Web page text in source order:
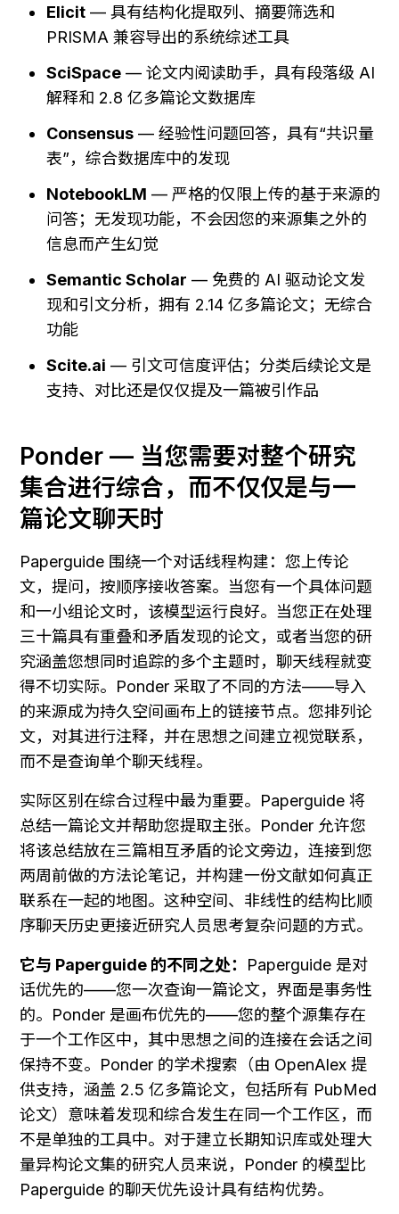
Elicit — 具有结构化提取列、摘要筛选和
PRISMA 兼容导出的系统综述工具
SciSpace — 论文内阅读助手，具有段落级 AI
解释和 2.8 亿多篇论文数据库
Consensus — 经验性问题回答，具有“共识量
表”，综合数据库中的发现
NotebookLM — 严格的仅限上传的基于来源的
问答；无发现功能，不会因您的来源集之外的
信息而产生幻觉
Semantic Scholar — 免费的 AI 驱动论文发
现和引文分析，拥有 2.14 亿多篇论文；无综合
功能
Scite.ai — 引文可信度评估；分类后续论文是
支持、对比还是仅仅提及一篇被引作品
Ponder — 当您需要对整个研究
集合进行综合，而不仅仅是与一
篇论文聊天时
Paperguide 围绕一个对话线程构建：您上传论
文，提问，按顺序接收答案。当您有一个具体问题
和一小组论文时，该模型运行良好。当您正在处理
三十篇具有重叠和矛盾发现的论文，或者当您的研
究涵盖您想同时追踪的多个主题时，聊天线程就变
得不切实际。Ponder 采取了不同的方法——导入
的来源成为持久空间画布上的链接节点。您排列论
文，对其进行注释，并在思想之间建立视觉联系，
而不是查询单个聊天线程。
实际区别在综合过程中最为重要。Paperguide 将
总结一篇论文并帮助您提取主张。Ponder 允许您
将该总结放在三篇相互矛盾的论文旁边，连接到您
两周前做的方法论笔记，并构建一份文献如何真正
联系在一起的地图。这种空间、非线性的结构比顺
序聊天历史更接近研究人员思考复杂问题的方式。
它与 Paperguide 的不同之处： Paperguide 是对
话优先的——您一次查询一篇论文，界面是事务性
的。Ponder 是画布优先的——您的整个源集存在
于一个工作区中，其中思想之间的连接在会话之间
保持不变。Ponder 的学术搜索（由 OpenAlex 提
供支持，涵盖 2.5 亿多篇论文，包括所有 PubMed
论文）意味着发现和综合发生在同一个工作区，而
不是单独的工具中。对于建立长期知识库或处理大
量异构论文集的研究人员来说，Ponder 的模型比
Paperguide 的聊天优先设计具有结构优势。